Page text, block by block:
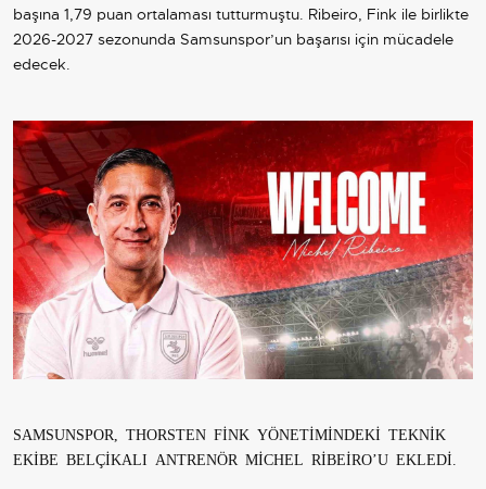
başına 1,79 puan ortalaması tutturmuştu. Ribeiro, Fink ile birlikte
2026-2027 sezonunda Samsunspor’un başarısı için mücadele
edecek.
SAMSUNSPOR, THORSTEN FİNK YÖNETİMİNDEKİ TEKNİK
EKİBE BELÇİKALI ANTRENÖR MİCHEL RİBEİRO’U EKLEDİ.